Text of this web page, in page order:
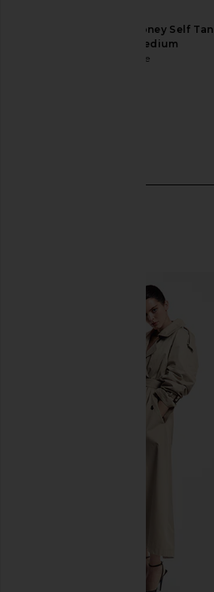
Coco & Eve Sunny Honey Self Tan
Travel Kit in Medium
Coco & Eve
Coco & Eve Sunny Honey Bali
Bronzing Foam in Ultra Dark